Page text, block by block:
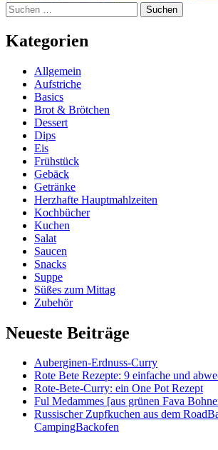
Suchen
nach:
Kategorien
Allgemein
Aufstriche
Basics
Brot & Brötchen
Dessert
Dips
Eis
Frühstück
Gebäck
Getränke
Herzhafte Hauptmahlzeiten
Kochbücher
Kuchen
Salat
Saucen
Snacks
Suppe
Süßes zum Mittag
Zubehör
Neueste Beiträge
Auberginen-Erdnuss-Curry
Rote Bete Rezepte: 9 einfache und
Rote-Bete-Curry: ein One Pot Rezept
Ful Medammes [aus grünen Fava
Russischer Zupfkuchen aus dem
CampingBackofen